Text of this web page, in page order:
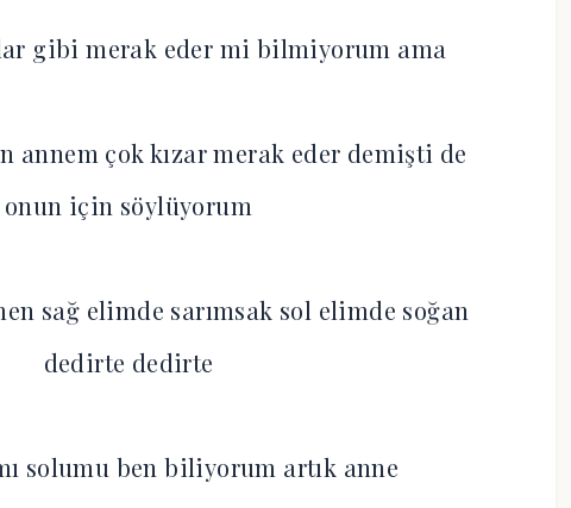
gibi merak eder mi bilmiyorum ama
annem çok kızar merak eder demişti de
onun için söylüyorum
sağ elimde sarımsak sol elimde soğan
dedirte dedirte
solumu ben biliyorum artık anne